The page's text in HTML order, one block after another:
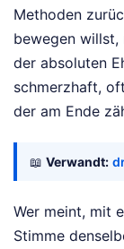
Methoden
bewegen willst,
der absoluten
schmerzhaft,
der am Ende
📖 Verwandt:
Wer meint, mit
Stimme